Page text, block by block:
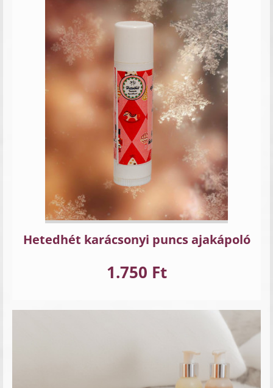
Hetedhét karácsonyi puncs ajakápoló
1.750 Ft